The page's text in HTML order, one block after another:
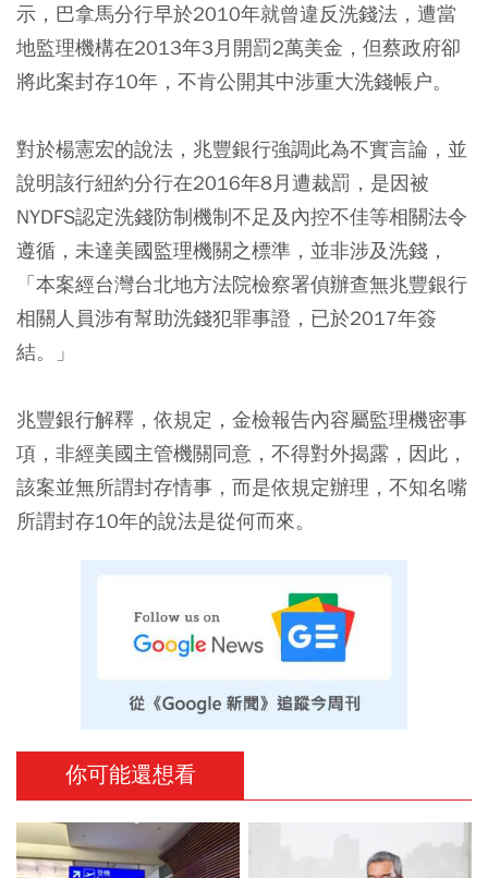
示，巴拿馬分行早於2010年就曾違反洗錢法，遭當
地監理機構在2013年3月開罰2萬美金，但蔡政府卻
將此案封存10年，不肯公開其中涉重大洗錢帳户。
對於楊憲宏的說法，兆豐銀行強調此為不實言論，並
說明該行紐約分行在2016年8月遭裁罰，是因被
NYDFS認定洗錢防制機制不足及內控不佳等相關法令
遵循，未達美國監理機關之標準，並非涉及洗錢，
「本案經台灣台北地方法院檢察署偵辦查無兆豐銀行
相關人員涉有幫助洗錢犯罪事證，已於2017年簽
結。」
兆豐銀行解釋，依規定，金檢報告內容屬監理機密事
項，非經美國主管機關同意，不得對外揭露，因此，
該案並無所謂封存情事，而是依規定辦理，不知名嘴
所謂封存10年的說法是從何而來。
你可能還想看